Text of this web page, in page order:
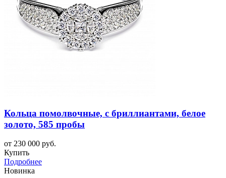
Кольца помолвочные, с бриллиантами, белое
золото, 585 пробы
от 230 000 руб.
Купить
Подробнее
Новинка